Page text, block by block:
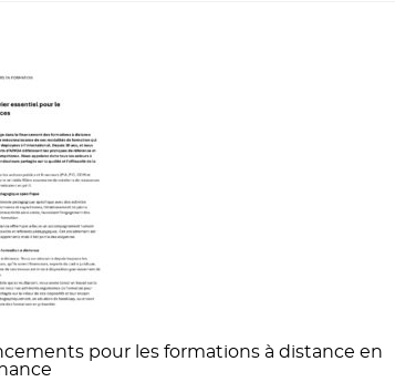
pour les formations à distance en